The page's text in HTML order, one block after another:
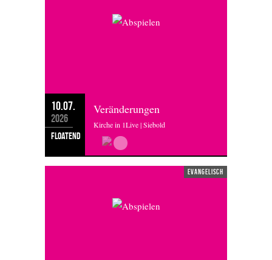
10.07.
2026
floatend
Veränderungen
Kirche in 1Live | Siebold
evangelisch